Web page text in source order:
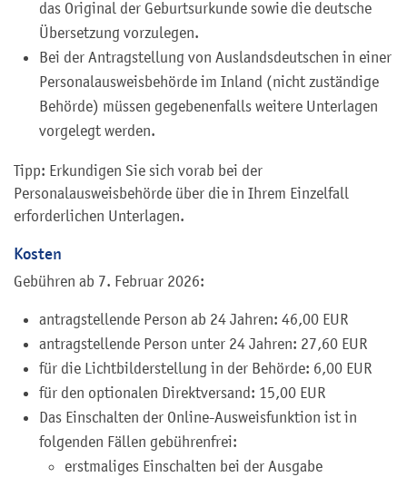
das Original der Geburtsurkunde sowie die deutsche
Übersetzung vorzulegen.
Bei der Antragstellung von Auslandsdeutschen in einer
Personalausweisbehörde im Inland (nicht zuständige
Behörde) müssen gegebenenfalls weitere Unterlagen
vorgelegt werden.
Tipp: Erkundigen Sie sich vorab bei der
Personalausweisbehörde über die in Ihrem Einzelfall
erforderlichen Unterlagen.
Kosten
Gebühren ab 7. Februar 2026:
antragstellende Person ab 24 Jahren: 46,00 EUR
antragstellende Person unter 24 Jahren: 27,60 EUR
für die Lichtbilderstellung in der Behörde: 6,00 EUR
für den optionalen Direktversand: 15,00 EUR
Das Einschalten der Online-Ausweisfunktion ist in
folgenden Fällen gebührenfrei:
erstmaliges Einschalten bei der Ausgabe